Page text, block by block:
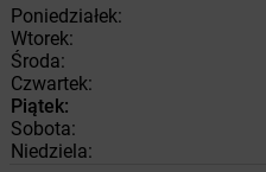
Poniedziałek:
Wtorek:
Środa:
Czwartek:
Piątek:
Sobota:
Niedziela: